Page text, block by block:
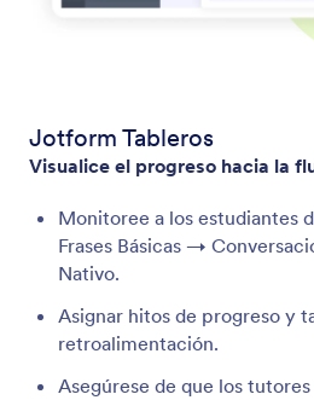
Jotform Tableros
Visualice el progreso hacia la
Monitoree a los estudiantes
Frases Básicas →
Nativo.
Asignar hitos de progreso y
retroalimentación.
Asegúrese de que los